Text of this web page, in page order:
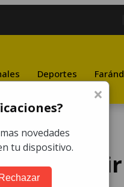
Deportes
seguir
×
novedades
tu dispositivo.
Rechazar